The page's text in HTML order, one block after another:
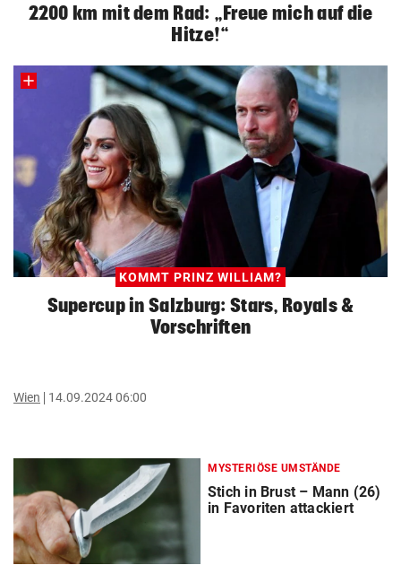
2200 km mit dem Rad: „Freue mich auf die
Hitze!“
KOMMT PRINZ WILLIAM?
Supercup in Salzburg: Stars, Royals &
Vorschriften
Wien 14.09.2024 06:00
MYSTERIÖSE UMSTÄNDE
Stich in Brust – Mann (26)
in Favoriten attackiert